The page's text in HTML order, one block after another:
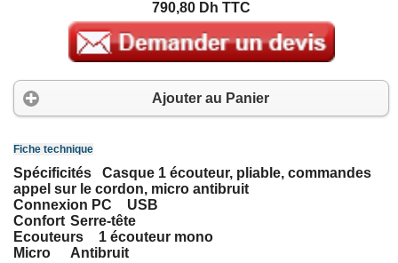
790,80 Dh TTC
Ajouter au Panier
Fiche technique
Spécificités
Casque 1 écouteur, pliable, commandes
appel sur le cordon, micro antibruit
Connexion PC
USB
Confort Serre-tête
Ecouteurs
1 écouteur mono
Micro
Antibruit